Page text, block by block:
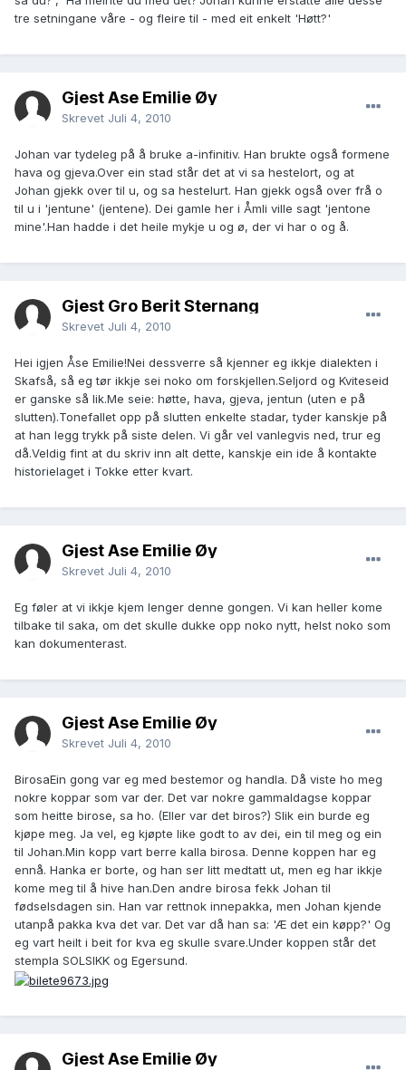
tre setningane våre - og fleire til - med eit enkelt 'Høtt?'
Gjest Åse Emilie Øy
Skrevet Juli 4, 2010
Johan var tydeleg på å bruke a-infinitiv. Han brukte også formene
hava og gjeva.Over ein stad står det at vi sa hestelort, og at
Johan gjekk over til u, og sa hestelurt. Han gjekk også over frå o
til u i 'jentune' (jentene). Dei gamle her i Åmli ville sagt 'jentone
mine'.Han hadde i det heile mykje u og ø, der vi har o og å.
Gjest Gro Berit Sternang
Skrevet Juli 4, 2010
Hei igjen Åse Emilie!Nei dessverre så kjenner eg ikkje dialekten i
Skafså, så eg tør ikkje sei noko om forskjellen.Seljord og Kviteseid
er ganske så lik.Me seie: høtte, hava, gjeva, jentun (uten e på
slutten).Tonefallet opp på slutten enkelte stadar, tyder kanskje på
at han legg trykk på siste delen. Vi går vel vanlegvis ned, trur eg
då.Veldig fint at du skriv inn alt dette, kanskje ein ide å kontakte
historielaget i Tokke etter kvart.
Gjest Åse Emilie Øy
Skrevet Juli 4, 2010
Eg føler at vi ikkje kjem lenger denne gongen. Vi kan heller kome
tilbake til saka, om det skulle dukke opp noko nytt, helst noko som
kan dokumenterast.
Gjest Åse Emilie Øy
Skrevet Juli 4, 2010
BirosaEin gong var eg med bestemor og handla. Då viste ho meg
nokre koppar som var der. Det var nokre gammaldagse koppar
som heitte birose, sa ho. (Eller var det biros?) Slik ein burde eg
kjøpe meg. Ja vel, eg kjøpte like godt to av dei, ein til meg og ein
til Johan.Min kopp vart berre kalla birosa. Denne koppen har eg
ennå. Hanka er borte, og han ser litt medtatt ut, men eg har ikkje
kome meg til å hive han.Den andre birosa fekk Johan til
fødselsdagen sin. Han var rettnok innepakka, men Johan kjende
utanpå pakka kva det var. Det var då han sa: 'Æ det ein køpp?' Og
eg vart heilt i beit for kva eg skulle svare.Under koppen står det
stempla SOLSIKK og Egersund.
Gjest Åse Emilie Øy